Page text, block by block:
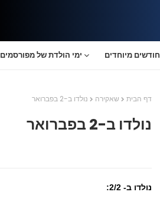
ימי הולדת של מפורסמים חודשים מיוחדים
דף הבית שאקירה נולדו ב-2 בפברואר
נולדו ב-2 בפברואר
נולדו ב- 2/2: